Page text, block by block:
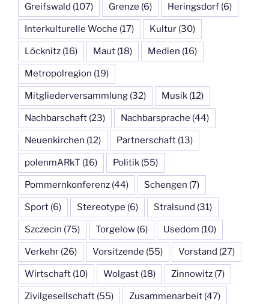
Greifswald (107) Grenze (6) Heringsdorf (6)
Interkulturelle Woche (17) Kultur (30)
Löcknitz (16) Maut (18) Medien (16)
Metropolregion (19)
Mitgliederversammlung (32) Musik (12)
Nachbarschaft (23) Nachbarsprache (44)
Neuenkirchen (12) Partnerschaft (13)
polenmARkT (16) Politik (55)
Pommernkonferenz (44) Schengen (7)
Sport (6) Stereotype (6) Stralsund (31)
Szczecin (75) Torgelow (6) Usedom (10)
Verkehr (26) Vorsitzende (55) Vorstand (27)
Wirtschaft (10) Wolgast (18) Zinnowitz (7)
Zivilgesellschaft (55) Zusammenarbeit (47)